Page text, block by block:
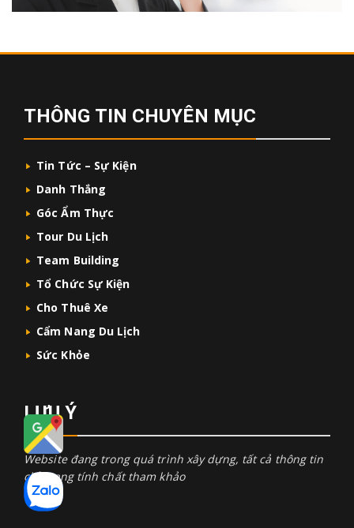
THÔNG TIN CHUYÊN MỤC
Tin Tức – Sự Kiện
Danh Thắng
Góc Ẩm Thực
Tour Du Lịch
Team Building
Tổ Chức Sự Kiện
Cho Thuê Xe
Cẩm Nang Du Lịch
Sức Khỏe
LƯU Ý
Website đang trong quá trình xây dựng, tất cả thông tin
chỉ mang tính chất tham khảo